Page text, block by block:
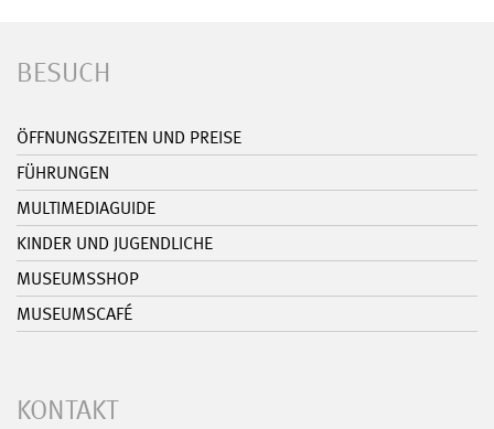
BESUCH
ÖFFNUNGSZEITEN UND PREISE
FÜHRUNGEN
MULTIMEDIAGUIDE
KINDER UND JUGENDLICHE
MUSEUMSSHOP
MUSEUMSCAFÉ
KONTAKT